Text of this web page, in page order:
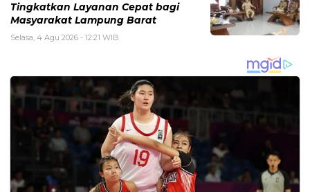
Tingkatkan Layanan Cepat bagi
Masyarakat Lampung Barat
Selasa, 4 Agu 2026 - 12:21 WIB